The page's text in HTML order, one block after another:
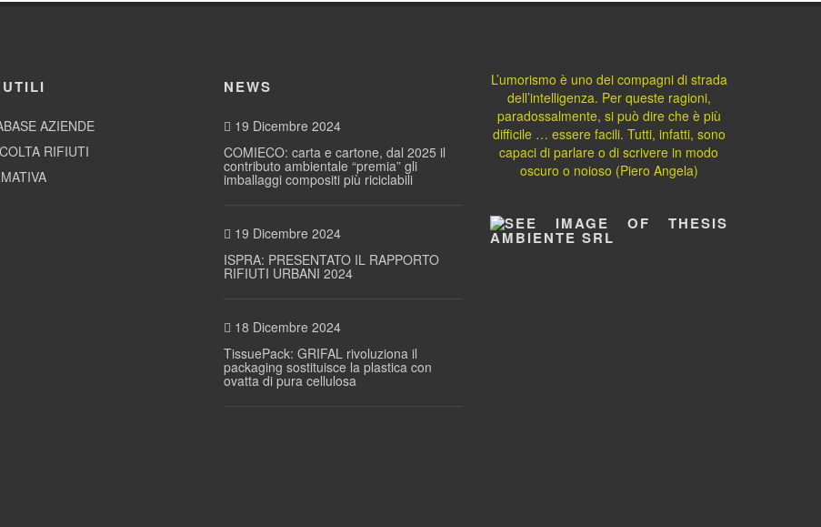
AZIENDE
RIFIUTI
NEWS
19 Dicembre 2024
COMIECO: carta e cartone, dal 2025 il
contributo ambientale “premia” gli
imballaggi compositi più riciclabili
19 Dicembre 2024
ISPRA: PRESENTATO IL RAPPORTO
RIFIUTI URBANI 2024
18 Dicembre 2024
TissuePack: GRIFAL rivoluziona il
packaging sostituisce la plastica con
ovatta di pura cellulosa
L’umorismo è uno dei compagni di strada
dell’intelligenza. Per queste ragioni,
paradossalmente, si può dire che è più
difficile … essere facili. Tutti, infatti, sono
capaci di parlare o di scrivere in modo
oscuro o noioso (Piero Angela)